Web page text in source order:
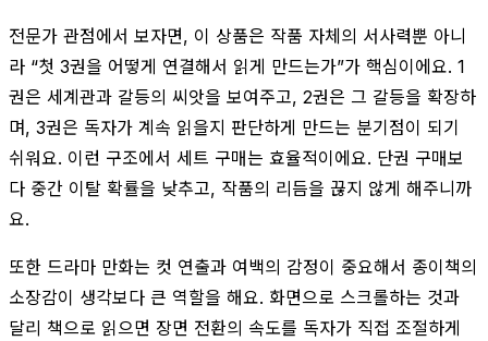
전문가 관점에서 보자면, 이 상품은 작품 자체의 서사력뿐 아니
라 “첫 3권을 어떻게 연결해서 읽게 만드는가”가 핵심이에요. 1
권은 세계관과 갈등의 씨앗을 보여주고, 2권은 그 갈등을 확장하
며, 3권은 독자가 계속 읽을지 판단하게 만드는 분기점이 되기
쉬워요. 이런 구조에서 세트 구매는 효율적이에요. 단권 구매보
다 중간 이탈 확률을 낮추고, 작품의 리듬을 끊지 않게 해주니까
요.
또한 드라마 만화는 컷 연출과 여백의 감정이 중요해서 종이책의
소장감이 생각보다 큰 역할을 해요. 화면으로 스크롤하는 것과
달리 책으로 읽으면 장면 전환의 속도를 독자가 직접 조절하게